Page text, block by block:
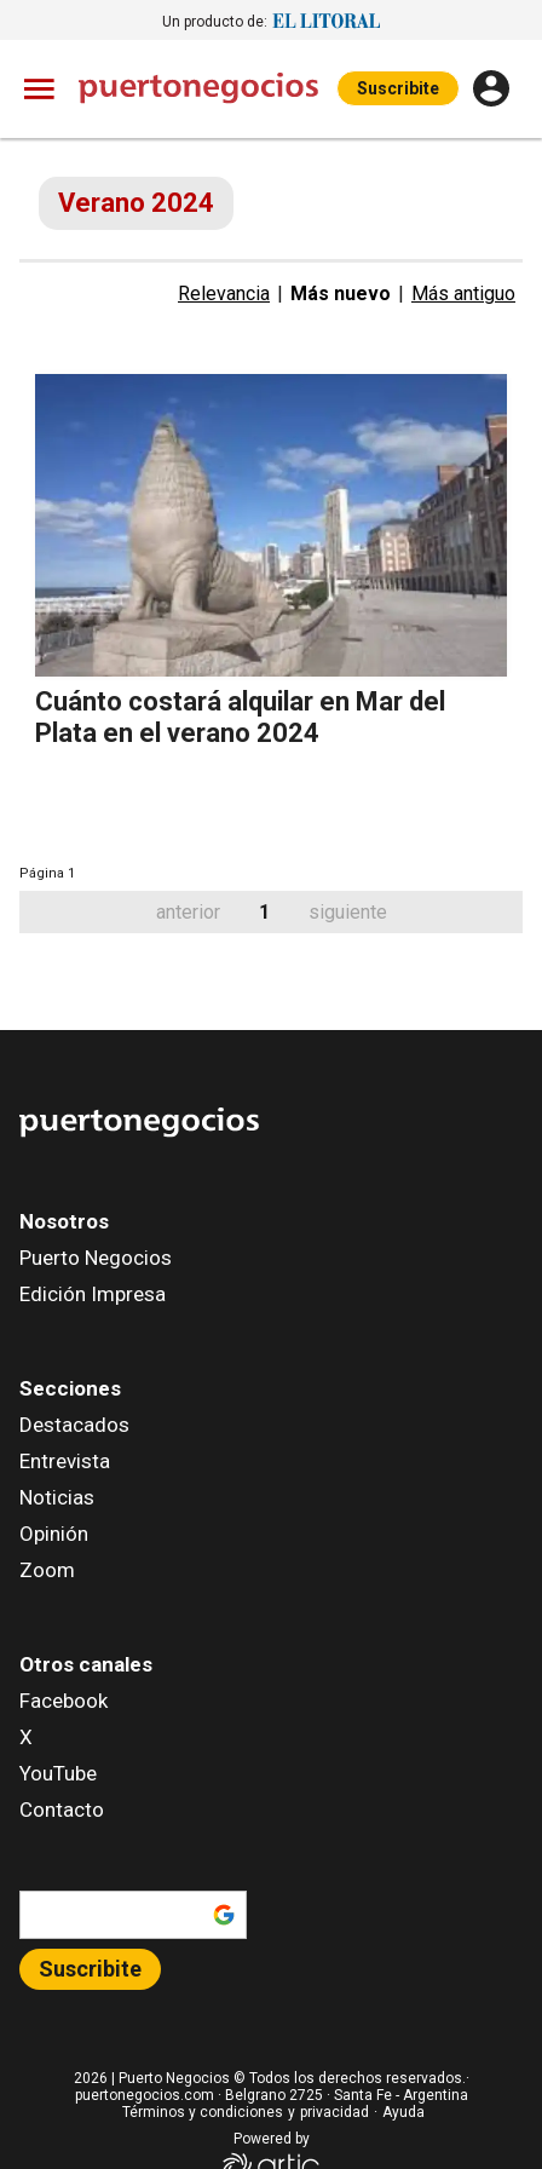
Un producto de:
Suscribite
Verano 2024
Relevancia | Más nuevo | Más antiguo
Cuánto costará alquilar en Mar del
Plata en el verano 2024
Página 1
anterior 1 siguiente
Nosotros
Puerto Negocios
Edición Impresa
Secciones
Destacados
Entrevista
Noticias
Opinión
Zoom
Otros canales
Facebook
X
YouTube
Contacto
Suscribite
2026 | Puerto Negocios © Todos los derechos reservados.·
puertonegocios.com · Belgrano 2725 · Santa Fe - Argentina
Términos y condiciones y privacidad · Ayuda
Powered by